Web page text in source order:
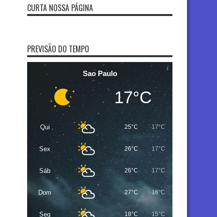
CURTA NOSSA PÁGINA
PREVISÃO DO TEMPO
Sao Paulo
17°C
Qui 25°C 17°C
Sex 26°C 17°C
Sáb 26°C 17°C
Dom 27°C 16°C
Seg 18°C 15°C